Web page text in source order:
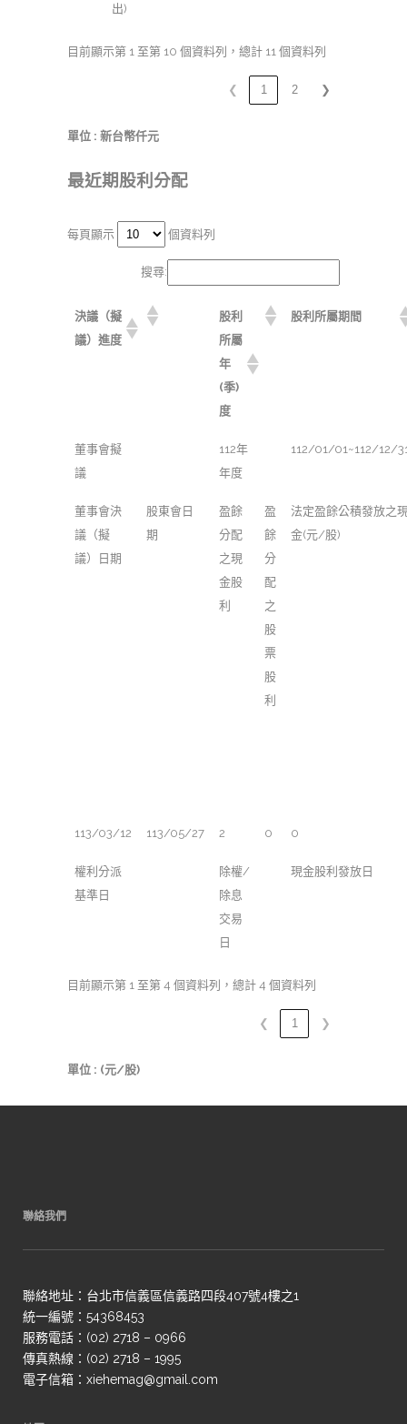
出)
目前顯示第 1 至第 10 個資料列，總計 11 個資料列
❮ 1 2 ❯
單位 : 新台幣仟元
最近期股利分配
每頁顯示 個資料列
搜尋:
決議（擬
議）進度
股利
所屬
年
(季)
度
股利所屬期間
董事會擬
議
112年
年度
112/01/01~112/12/
董事會決
議（擬
議）日期
股東會日
期
盈餘
分配
之現
金股
利
盈
餘
分
配
之
股
票
股
利
法定盈餘公積發放之
金(元/股)
113/03/12 113/05/27 2 0 0
權利分派
基準日
除權/
除息
交易
日
現金股利發放日
目前顯示第 1 至第 4 個資料列，總計 4 個資料列
❮ 1 ❯
單位 : (元/股)
聯絡我們
聯絡地址：台北市信義區信義路四段407號4樓之1
統一編號：54368453
服務電話：(02) 2718 – 0966
傳真熱線：(02) 2718 – 1995
電子信箱：xiehemag@gmail.com